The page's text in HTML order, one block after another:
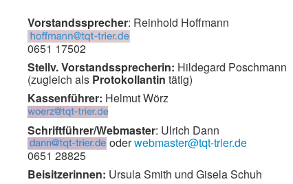
Vorstandssprecher: Reinhold Hoffmann
0651 17502
Stellv. Vorstandssprecherin: Hildegard Poschmann
(zugleich als Protokollantin tätig)
Kassenführer: Helmut Wörz
Schriftführer/Webmaster: Ulrich Dann
oderwebmaster@tqt-trier.de
0651 28825
Beisitzerinnen: Ursula Smith und Gisela Schuh